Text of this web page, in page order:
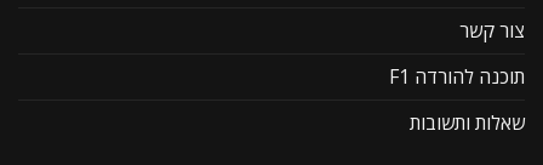
צור קשר
תוכנה להורדה F1
שאלות ותשובות